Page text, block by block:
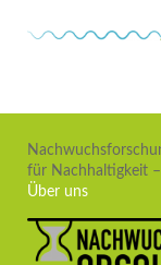
für Nachhaltigkeit
Über uns